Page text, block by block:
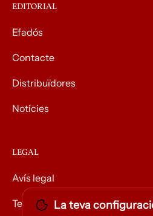
EDITORIAL
Efadós
Contacte
Distribuïdores
Notícies
LEGAL
Avís legal
Termes i condicions
La teva